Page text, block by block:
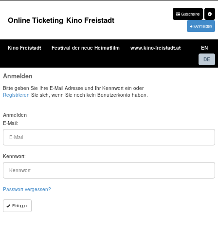
Online Ticketing Kino Freistadt
Gutscheine
Anmelden
Kino Freistadt Festival der neue Heimatfilm www.kino-freistadt.at
EN
DE
Anmelden
Bitte geben Sie Ihre E-Mail Adresse und Ihr Kennwort ein oder
Registrieren Sie sich, wenn Sie noch kein Benutzerkonto haben.
Anmelden
E-Mail:
Kennwort:
Passwort vergessen?
Einloggen